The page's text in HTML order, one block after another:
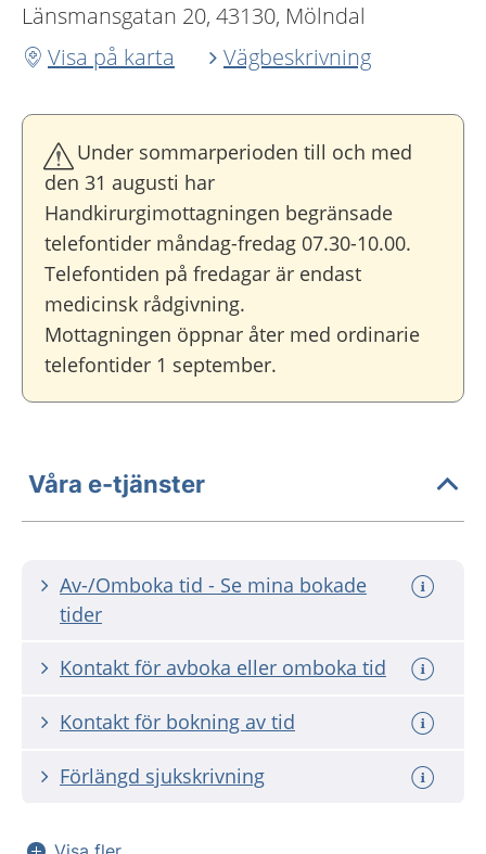
Länsmansgatan 20, 43130, Mölndal
Visa på karta
Vägbeskrivning
Under sommarperioden till och med
den 31 augusti har
Handkirurgimottagningen begränsade
telefontider måndag-fredag 07.30-10.00.
Telefontiden på fredagar är endast
medicinsk rådgivning.
Mottagningen öppnar åter med ordinarie
telefontider 1 september.
Våra e-tjänster
Av-/Omboka tid - Se mina bokade
tider
Kontakt för avboka eller omboka tid
Kontakt för bokning av tid
Förlängd sjukskrivning